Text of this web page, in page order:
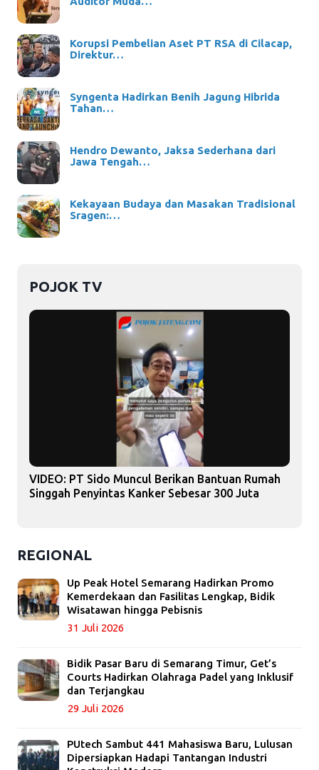
Korupsi Pembelian Aset PT RSA di Cilacap,
Direktur…
Syngenta Hadirkan Benih Jagung Hibrida
Tahan…
Hendro Dewanto, Jaksa Sederhana dari
Jawa Tengah…
Kekayaan Budaya dan Masakan Tradisional
Sragen:…
POJOK TV
VIDEO: PT Sido Muncul Berikan Bantuan Rumah
Singgah Penyintas Kanker Sebesar 300 Juta
REGIONAL
Up Peak Hotel Semarang Hadirkan Promo
Kemerdekaan dan Fasilitas Lengkap, Bidik
Wisatawan hingga Pebisnis
31 Juli 2026
Bidik Pasar Baru di Semarang Timur, Get’s
Courts Hadirkan Olahraga Padel yang Inklusif
dan Terjangkau
29 Juli 2026
PUtech Sambut 441 Mahasiswa Baru, Lulusan
Dipersiapkan Hadapi Tantangan Industri